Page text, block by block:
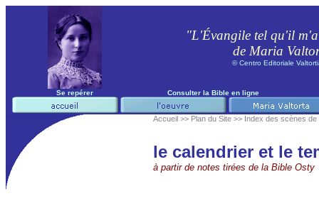
"L'Évangile tel qu'il m'a
de Maria
©Centro Editoriale
Se repérer Consulter la Bible en ligne
Accueil >> Plan du Site >> Index des scènes de
le calendrier et le
à partir de notes tirées de la BibleOsty